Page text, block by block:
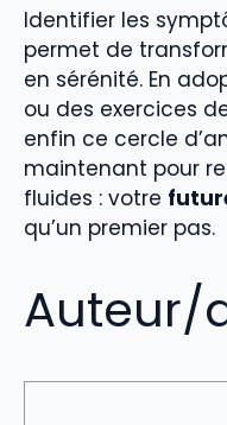
Identifier les
permet de
en sérénité. En
ou des exercices
enfin ce cercle
maintenant pour
fluides : votre
qu’un premier pas.
Auteur/